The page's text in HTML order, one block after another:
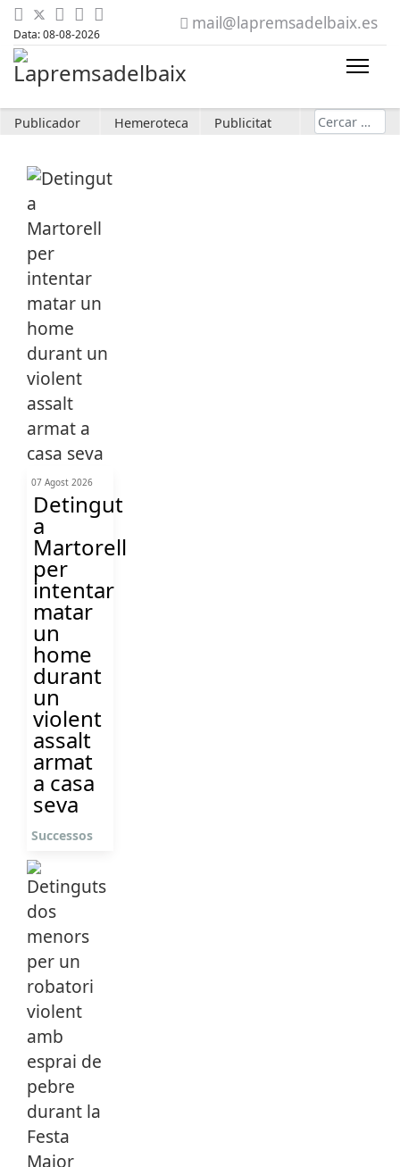
Data: 08-08-2026
mail@lapremsadelbaix.es
Publicador Hemeroteca Publicitat Cerca
07 Agost 2026
Detingut
a
Martorell
per
intentar
matar
un
home
durant
un
violent
assalt
armat
a casa
seva
Successos